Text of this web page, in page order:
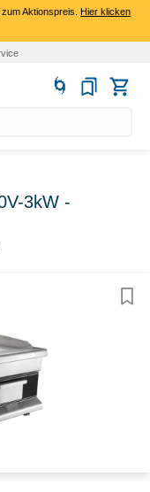
zum Aktionspreis.Hier klicken
3kW -